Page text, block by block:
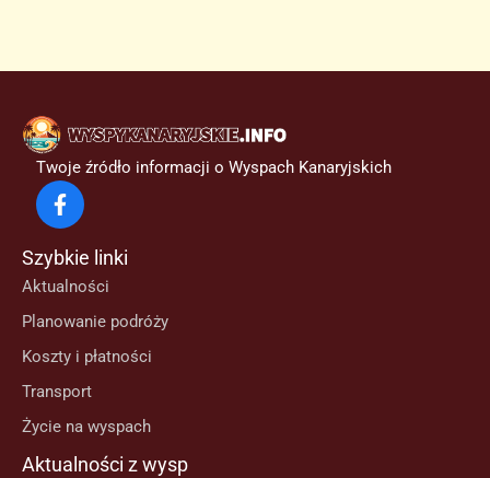
Twoje źródło informacji o Wyspach Kanaryjskich
Szybkie linki
Aktualności
Planowanie podróży
Koszty i płatności
Transport
Życie na wyspach
Aktualności z wysp